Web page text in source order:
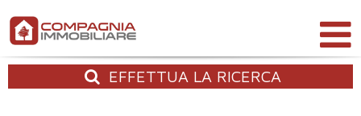
EFFETTUA LA RICERCA